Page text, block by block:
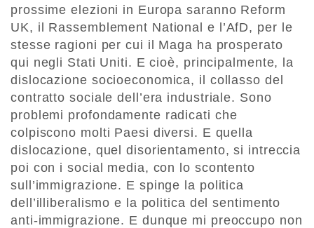
prossime elezioni in Europa saranno Reform
UK, il Rassemblement National e l’AfD, per le
stesse ragioni per cui il Maga ha prosperato
qui negli Stati Uniti. E cioè, principalmente, la
dislocazione socioeconomica, il collasso del
contratto sociale dell’era industriale. Sono
problemi profondamente radicati che
colpiscono molti Paesi diversi. E quella
dislocazione, quel disorientamento, si intreccia
poi con i social media, con lo scontento
sull’immigrazione. E spinge la politica
dell’illiberalismo e la politica del sentimento
anti-immigrazione. E dunque mi preoccupo non